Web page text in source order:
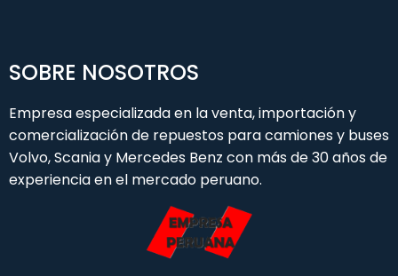
SOBRE NOSOTROS
Empresa especializada en la venta, importación y
comercialización de repuestos para camiones y buses
Volvo, Scania y Mercedes Benz con más de 30 años de
experiencia en el mercado peruano.